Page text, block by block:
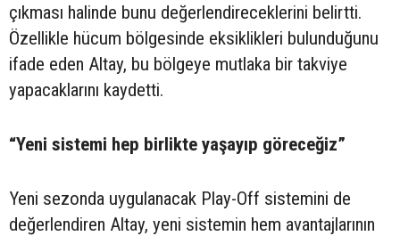
çıkması halinde bunu değerlendireceklerini belirtti.
Özellikle hücum bölgesinde eksiklikleri bulunduğunu
ifade eden Altay, bu bölgeye mutlaka bir takviye
yapacaklarını kaydetti.
“Yeni sistemi hep birlikte yaşayıp göreceğiz”
Yeni sezonda uygulanacak Play-Off sistemini de
değerlendiren Altay, yeni sistemin hem avantajlarının